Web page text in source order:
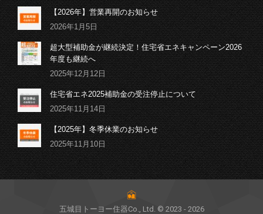
【2026年】営業再開のお知らせ
2026年1月5日
超大型補助金が継続決定！住宅省エネキャンペーン2026
年度も継続へ
2025年12月12日
住宅省エネ2025補助金の受注停止について
2025年11月14日
【2025年】冬季休業のお知らせ
2025年11月10日
五城目トーヨー住器Co., Ltd. © 2023 - 2026